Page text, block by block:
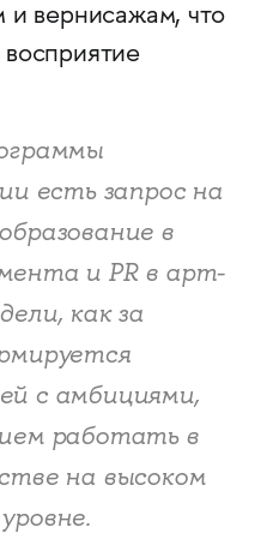
и вернисажам, что
есть запрос на
в
и PR в арт-
как за
с амбициями,
работать в
на высоком